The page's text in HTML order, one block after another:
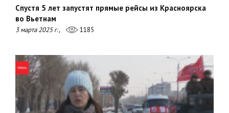
Спустя 5 лет запустят прямые рейсы из Красноярска
во Вьетнам
3 марта 2025 г., 1185